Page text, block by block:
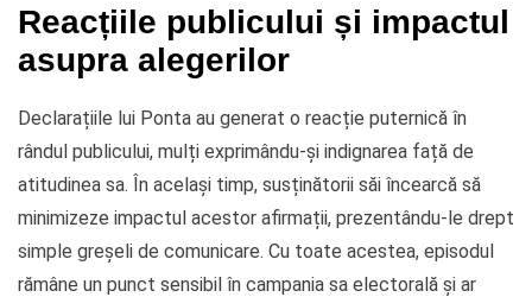
Reacțiile publicului și impactul
asupra alegerilor
Declarațiile lui Ponta au generat o reacție puternică în
rândul publicului, mulți exprimându-și indignarea față de
atitudinea sa. În același timp, susținătorii săi încearcă să
minimizeze impactul acestor afirmații, prezentându-le drept
simple greșeli de comunicare. Cu toate acestea, episodul
rămâne un punct sensibil în campania sa electorală și ar